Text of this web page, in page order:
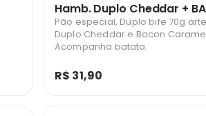
Hamb. Duplo Cheddar +
Pão especial, Duplo bife 70g
Duplo Cheddar e Bacon
Acompanha batata.
R$ 31,90